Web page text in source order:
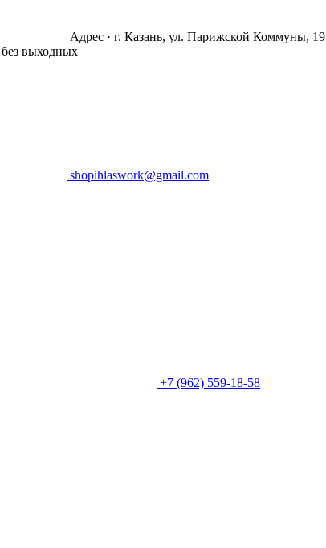
Адрес · г. Казань, ул. Парижской Коммуны, 19
выходных
shopihlaswork@gmail.com
+7 (962) 559-18-58